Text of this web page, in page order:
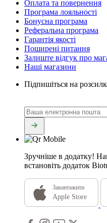
Оплата та повернення
Програма лояльності
Бонусна програма
Реферальна програма
Гарантія якості
Поширені питання
Залиште відгук про
Наші магазини
Підпишіться на
Зручніше в додатку!
встановіть додаток
Завантажити
Apple Store